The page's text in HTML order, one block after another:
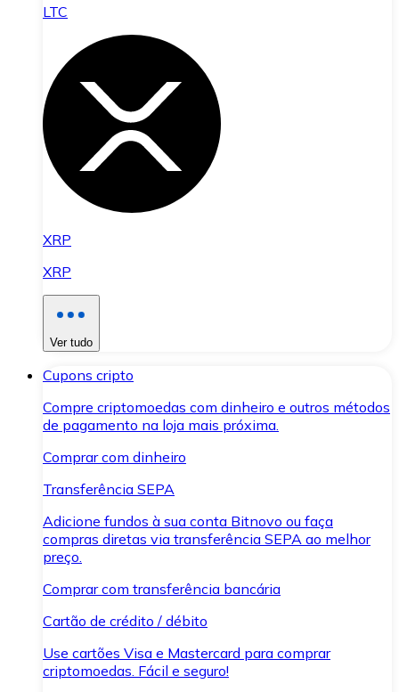
LTC
XRP
XRP
Ver tudo
Cupons cripto
Compre criptomoedas com dinheiro e outros métodos
de pagamento na loja mais próxima.
Comprar com dinheiro
Transferência SEPA
Adicione fundos à sua conta Bitnovo ou faça
compras diretas via transferência SEPA ao melhor
preço.
Comprar com transferência bancária
Cartão de crédito / débito
Use cartões Visa e Mastercard para comprar
criptomoedas. Fácil e seguro!